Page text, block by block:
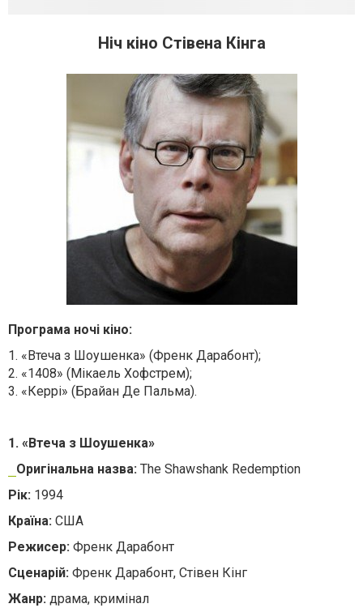
Ніч кіно Стівена Кінга
Програма ночі кіно:
1. «Втеча з Шоушенка» (Френк Дарабонт);
2. «1408» (Мікаель Хофстрем);
3. «Керрі» (Брайан Де Пальма).
1. «Втеча з Шоушенка»
Оригінальна назва: The Shawshank Redemption
Рік: 1994
Країна: США
Режисер: Френк Дарабонт
Сценарій: Френк Дарабонт, Стівен Кінг
Жанр: драма, кримінал